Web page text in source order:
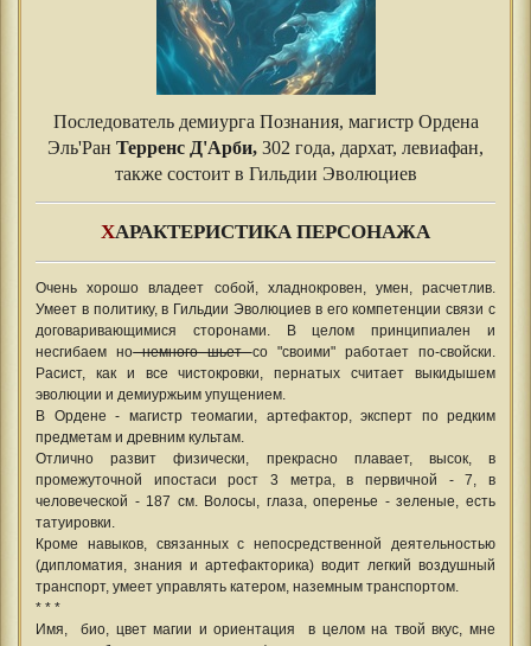
Последователь демиурга Познания, магистр Ордена
Эль'Ран Терренс Д'Арби, 302 года, дархат, левиафан,
также состоит в Гильдии Эволюциев
ХАРАКТЕРИСТИКА ПЕРСОНАЖА
Очень хорошо владеет собой, хладнокровен, умен, расчетлив.
Умеет в политику, в Гильдии Эволюциев в его компетенции связи с
договаривающимися сторонами. В целом принципиален и
несгибаем нонемного шьетсо "своими" работает по-свойски.
Расист, как и все чистокровки, пернатых считает выкидышем
эволюции и демиуржьим упущением.
В Ордене - магистр теомагии, артефактор, эксперт по редким
предметам и древним культам.
Отлично развит физически, прекрасно плавает, высок, в
промежуточной ипостаси рост 3 метра, в первичной - 7, в
человеческой - 187 см. Волосы, глаза, оперенье - зеленые, есть
татуировки.
Кроме навыков, связанных с непосредственной деятельностью
(дипломатия, знания и артефакторика) водит легкий воздушный
транспорт, умеет управлять катером, наземным транспортом.
* * *
Имя, био, цвет магии и ориентация в целом на твой вкус, мне